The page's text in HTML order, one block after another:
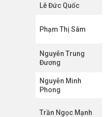
Lê Đức Quốc
Phạm Thị Sâm
Nguyễn Trung
Đương
Nguyễn Minh
Phong
Trần Ngọc Mạnh